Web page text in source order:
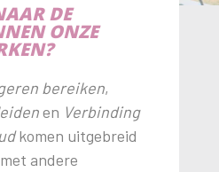
DE
ONZE
bereiken,
en Verbinding
komen uitgebreid
andere